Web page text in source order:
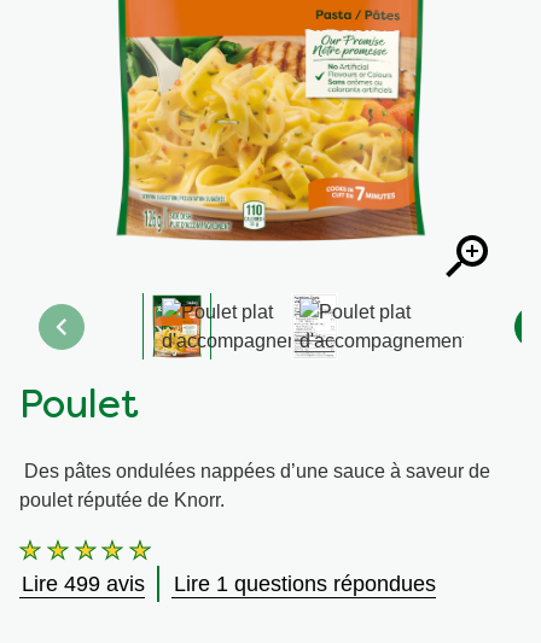
Recettes par Occasion
Recettes par Type de Plat
Poulet
Des pâtes ondulées nappées d’une sauce à saveur de
poulet réputée de Knorr.
La
note
moyenne
Lire 499 avis Lire 1 questions répondues